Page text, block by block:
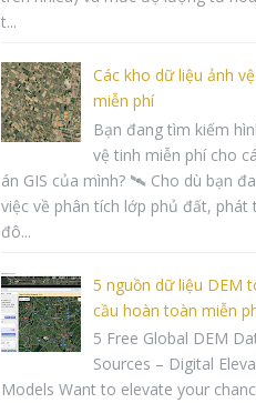
t...
Các kho dữ liệu ảnh
miễn phí
Bạn đang tìm kiếm
vệ tinh miễn phí cho
án GIS của mình? 🛰️ Cho dù bạn
việc về phân tích lớp phủ đất, phát
đô...
5 nguồn dữ liệu DEM
cầu hoàn toàn miễn
5 Free Global DEM
Sources – Digital
Models Want to elevate your